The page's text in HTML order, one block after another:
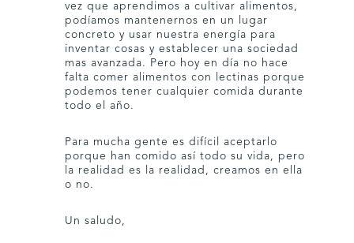
vez que aprendimos a cultivar alimentos,
podíamos mantenernos en un lugar
concreto y usar nuestra energía para
inventar cosas y establecer una sociedad
mas avanzada. Pero hoy en día no hace
falta comer alimentos con lectinas porque
podemos tener cualquier comida durante
todo el año.
Para mucha gente es difícil aceptarlo
porque han comido así todo su vida, pero
la realidad es la realidad, creamos en ella
o no.
Un saludo,